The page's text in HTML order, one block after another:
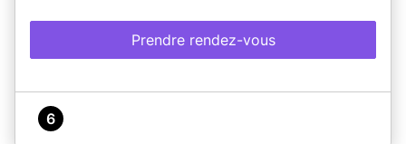
Prendre rendez-vous
6